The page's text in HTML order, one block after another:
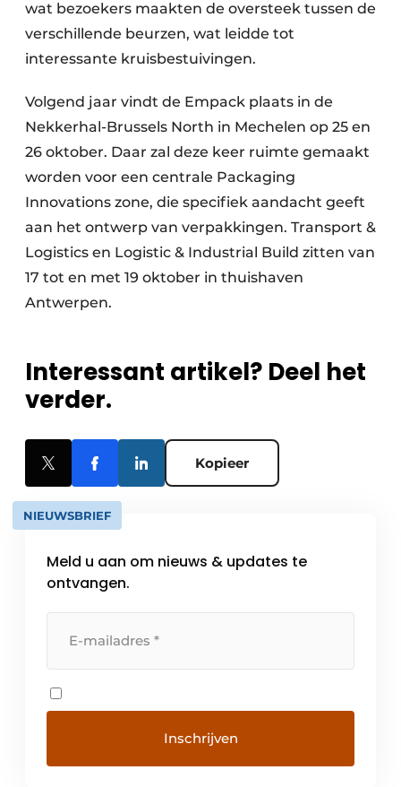
wat bezoekers maakten de oversteek tussen de
verschillende beurzen, wat leidde tot
interessante kruisbestuivingen.
Volgend jaar vindt de Empack plaats in de
Nekkerhal-Brussels North in Mechelen op 25 en
26 oktober. Daar zal deze keer ruimte gemaakt
worden voor een centrale Packaging
Innovations zone, die specifiek aandacht geeft
aan het ontwerp van verpakkingen. Transport &
Logistics en Logistic & Industrial Build zitten van
17 tot en met 19 oktober in thuishaven
Antwerpen.
Interessant artikel? Deel het
verder.
Kopieer
NIEUWSBRIEF
Meld u aan om nieuws & updates te
ontvangen.